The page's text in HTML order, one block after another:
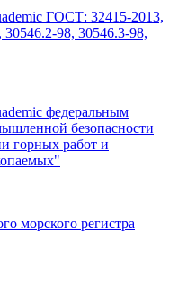
ГОСТ: 32415-2013,
98, 30546.3-98,
федеральным
безопасности
горных работ и
морского регистра